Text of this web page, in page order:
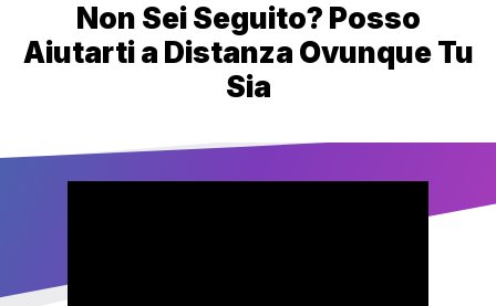
Non Sei Seguito? Posso
Aiutarti a Distanza Ovunque Tu
Sia